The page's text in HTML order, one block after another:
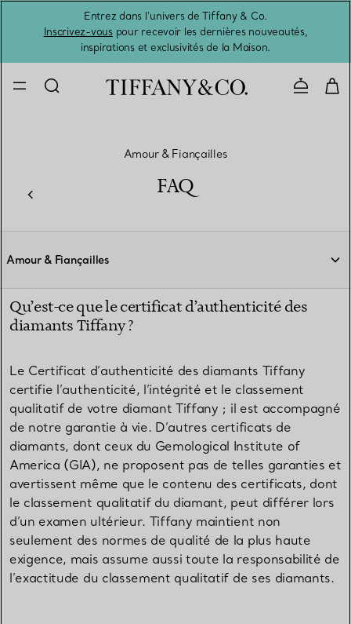
Entrez dans l’univers de Tiffany & Co.
Inscrivez-vouspour recevoir les dernières nouveautés,
inspirations et exclusivités de la Maison.
Amour & Fiançailles
FAQ
Amour & Fiançailles
Qu’est-ce que le certificat d’authenticité des
diamants Tiffany ?
Le Certificat d’authenticité des diamants Tiffany
certifie l’authenticité, l’intégrité et le classement
qualitatif de votre diamant Tiffany ; il est accompagné
de notre garantie à vie. D’autres certificats de
diamants, dont ceux du Gemological Institute of
America (GIA), ne proposent pas de telles garanties et
avertissent même que le contenu des certificats, dont
le classement qualitatif du diamant, peut différer lors
d’un examen ultérieur. Tiffany maintient non
seulement des normes de qualité de la plus haute
exigence, mais assume aussi toute la responsabilité de
l’exactitude du classement qualitatif de ses diamants.